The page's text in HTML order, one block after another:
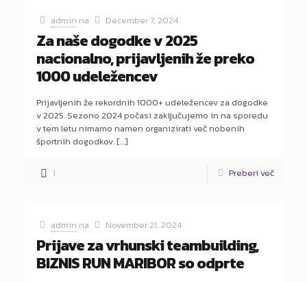
admin na December 7, 2024
Za naše dogodke v 2025
nacionalno, prijavljenih že preko
1000 udeležencev
Prijavljenih že rekordnih 1000+ udeležencev za dogodke
v 2025. Sezono 2024 počasi zaključujemo in na sporedu
v tem letu nimamo namen organizirati več nobenih
športnih dogodkov. […]
1 Preberi več
admin na November 21, 2024
Prijave za vrhunski teambuilding,
BIZNIS RUN MARIBOR so odprte